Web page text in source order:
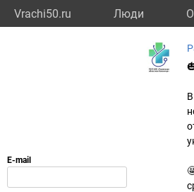
Vrachi50.ru Люди